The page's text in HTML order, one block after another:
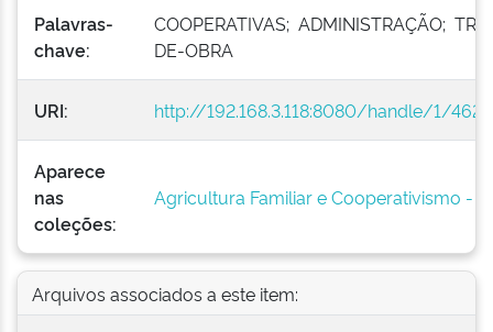
Palavras-
chave:
COOPERATIVAS; ADMINISTRAÇÃO;
DE-OBRA
URI: http://192.168.3.118:8080/handle/1/462
Aparece
nas
coleções:
Agricultura Familiar e Cooperativismo -
Arquivos associados a este item: